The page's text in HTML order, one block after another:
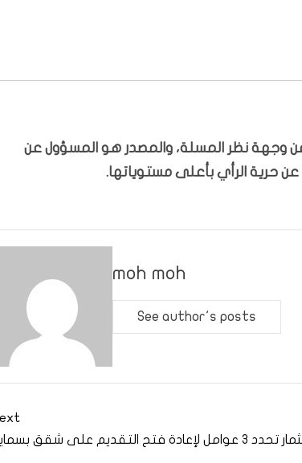
عن وجهة نظر المسلة، والمصدر هو المسؤول عن
حرية الرأي بأعلى مستوياتها.
moh moh
See author's posts
لإعادة فتح التقديم على شقق بسماية